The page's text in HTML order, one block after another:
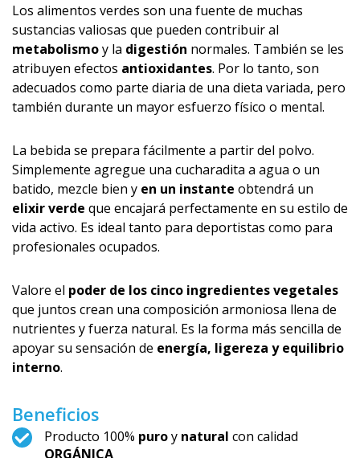
Los alimentos verdes son una fuente de muchas
sustancias valiosas que pueden contribuir al
metabolismoy la digestión normales. También se les
atribuyen efectos antioxidantes. Por lo tanto, son
adecuados como parte diaria de una dieta variada, pero
también durante un mayor esfuerzo físico o mental.
La bebida se prepara fácilmente a partir del polvo.
Simplemente agregue una cucharadita a agua o un
batido, mezcle bien y en un instante obtendrá un
elixir verde que encajará perfectamente en su estilo de
vida activo. Es ideal tanto para deportistas como para
profesionales ocupados.
Valore el poder de los cinco ingredientes vegetales
que juntos crean una composición armoniosa llena de
nutrientes y fuerza natural. Es la forma más sencilla de
apoyar su sensación de energía, ligereza y equilibrio
interno.
Beneficios
Producto 100% puroy natural con calidad
ORGÁNICA